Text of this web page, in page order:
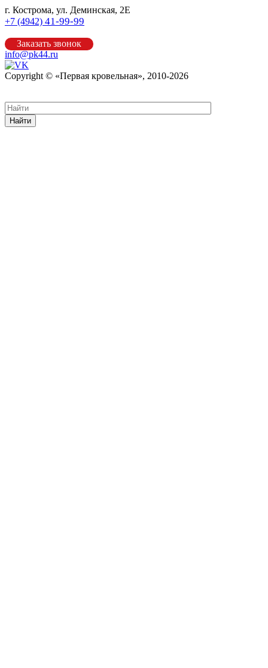
г. Кострома, ул. Деминская, 2Е
+7 (4942) 41-99-99
Заказать звонок
info@pk44.ru
Copyright © «Первая кровельная», 2010-2026
Найти